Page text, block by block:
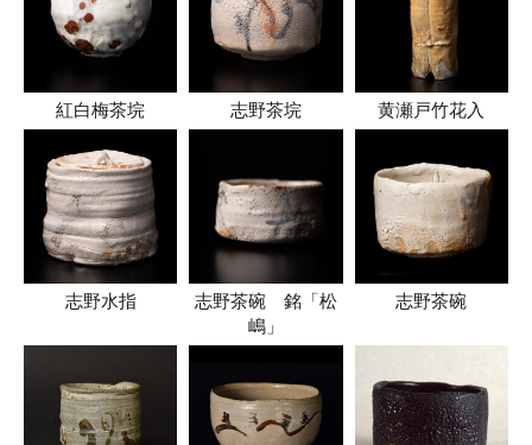
紅白梅茶垸 志野茶垸 黄瀬戸竹花入
志野水指
志野茶碗 銘「松
嶋」
志野茶碗